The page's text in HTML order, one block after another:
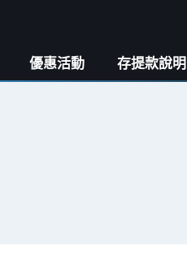
優惠活動 存提款說明